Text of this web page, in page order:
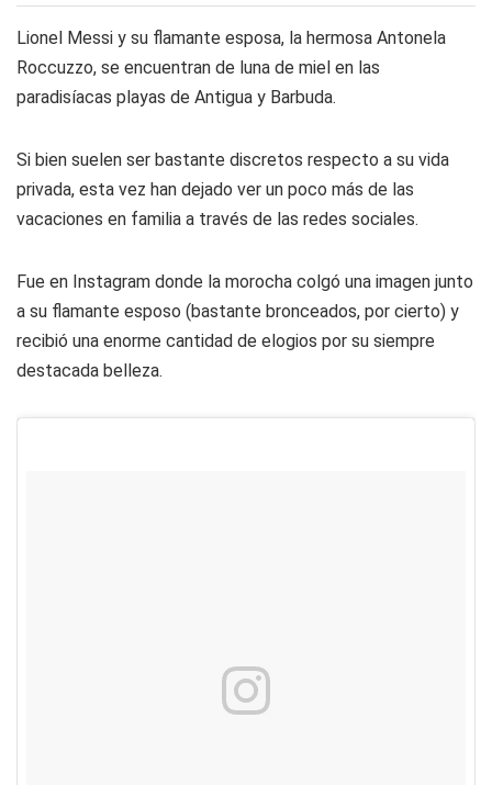
Lionel Messi y su flamante esposa, la hermosa Antonela
Roccuzzo, se encuentran de luna de miel en las
paradisíacas playas de Antigua y Barbuda.
Si bien suelen ser bastante discretos respecto a su vida
privada, esta vez han dejado ver un poco más de las
vacaciones en familia a través de las redes sociales.
Fue en Instagram donde la morocha colgó una imagen junto
a su flamante esposo (bastante bronceados, por cierto) y
recibió una enorme cantidad de elogios por su siempre
destacada belleza.